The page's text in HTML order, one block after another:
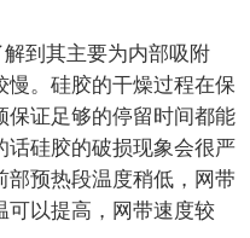
到其主要为内部吸附
慢。硅胶的干燥过程在保
保证足够的停留时间都能
话硅胶的破损现象会很严
部预热段温度稍低，网带
可以提高，网带速度较